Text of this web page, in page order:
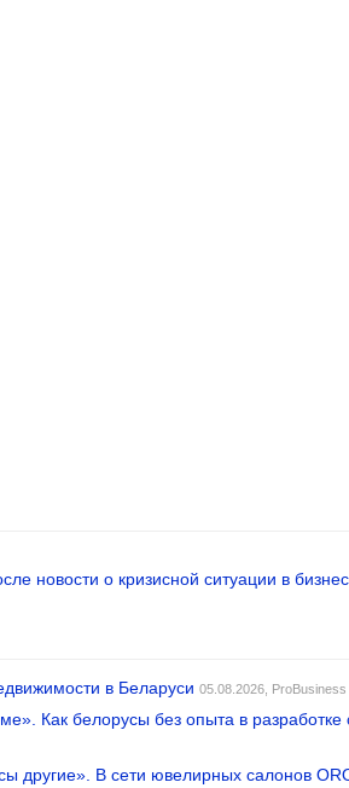
новости о кризисной ситуации в
в Беларуси 05.08.2026, ProBusiness
Как белорусы без опыта в
другие». В сети ювелирных салонов